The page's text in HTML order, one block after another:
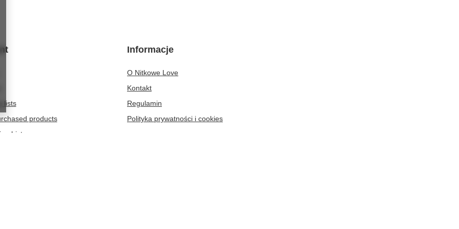
lists
products
history
Informacje
O Nitkowe Love
Kontakt
Regulamin
Polityka prywatności i cookies